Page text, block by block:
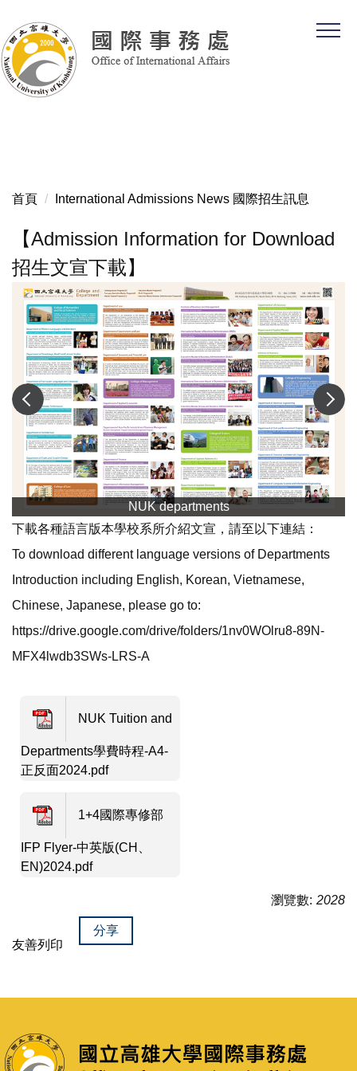
到
主
要
內
首頁 International Admissions News 國際招生訊息
【Admission Information for Download
招生文宣下載】
NUK departments
下載各種語言版本學校系所介紹文宣，請至以下連結：
To download different language versions of Departments
Introduction including English, Korean, Vietnamese,
Chinese, Japanese, please go to:
https://drive.google.com/drive/folders/1nv0WOlru8-89N-
MFX4lwdb3SWs-LRS-A
NUK Tuition and
Departments學費時程-A4-
正反面2024.pdf
1+4國際專修部
IFP Flyer-中英版(CH、
EN)2024.pdf
瀏覽數: 2028
友善列印
分享